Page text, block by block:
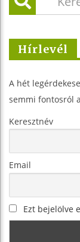
Hírlevél
A hét
semmi fontosról
Keresztnév
Email
Ezt bejelölve